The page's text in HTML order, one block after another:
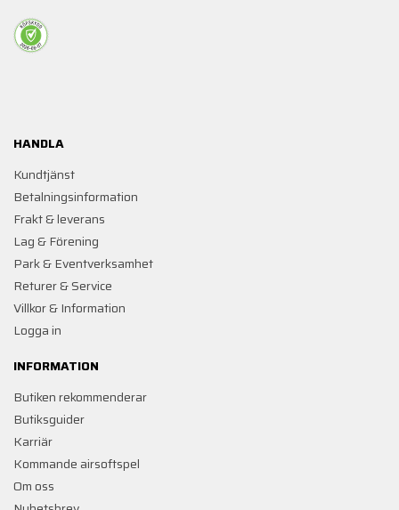
HANDLA
Kundtjänst
Betalningsinformation
Frakt & leverans
Lag & Förening
Park & Eventverksamhet
Returer & Service
Villkor & Information
Logga in
INFORMATION
Butiken rekommenderar
Butiksguider
Karriär
Kommande airsoftspel
Om oss